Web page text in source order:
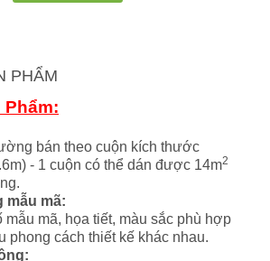
PHẨM
Phẩm:
bán theo cuộn kích thước
- 1 cuộn có thể dán được 14m2
mẫu mã:
mẫu mã, họa tiết, màu sắc phù hợp
phong cách thiết kế khác nhau.